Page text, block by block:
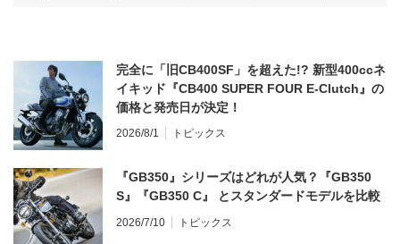
完全に「旧CB400SF」を超えた!? 新型400ccネ
イキッド『CB400 SUPER FOUR E-Clutch』の
価格と発売日が決定！
2026/8/1 トピックス
『GB350』シリーズはどれが人気？『GB350
S』『GB350 C』 とスタンダードモデルを比較
2026/7/10 トピックス